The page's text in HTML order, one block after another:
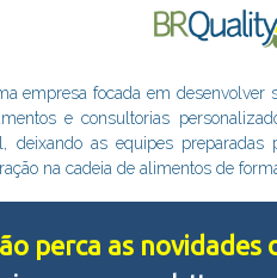
perca as
empresa focada em desenvolver
e consultorias
deixando as equipes
na cadeia de alimentos de
tecnologias semelhantes